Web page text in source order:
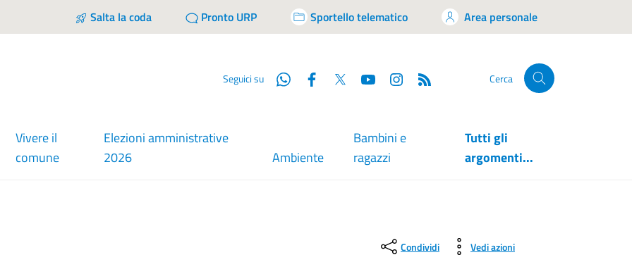
Salta la coda Pronto URP Sportello telematico Area personale
Seguici su WhatsappFacebook
Twitter YouTube Cerca
Vivere il
comune
Elezioni amministrative
2026
Ambiente
Bambini e
ragazzi
Tutti gli
argomenti...
Condividi Vedi azioni